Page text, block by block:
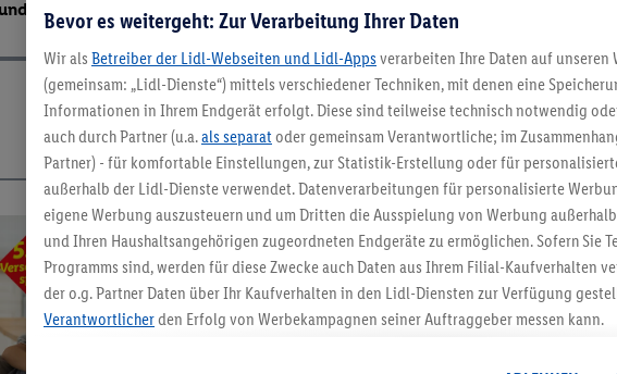
weitere Hinweise nach ElektroG und BattVO-BattDG
5.95 €
Jetzt zum
Bevor es weitergeht: Zur Verarbeitung Ihrer Daten
Wir als Betreiber der Lidl-Webseiten und Lidl-Apps verarbeiten Ihre Daten auf unseren
(gemeinsam: „Lidl-Dienste“) mittels verschiedener Techniken, mit denen eine
Informationen in Ihrem Endgerät erfolgt. Diese sind teilweise technisch notwendig
auch durch Partner (u.a.als separat oder gemeinsam Verantwortliche; im
Partner) - für komfortable Einstellungen, zur Statistik-Erstellung oder für
außerhalb der Lidl-Dienste verwendet. Datenverarbeitungen für personalisierte
eigene Werbung auszusteuern und um Dritten die Ausspielung von Werbung
und Ihren Haushaltsangehörigen zugeordneten Endgeräte zu ermöglichen. Sofern Sie
Programms sind, werden für diese Zwecke auch Daten aus Ihrem Filial-Kaufverhalten
der o.g. Partner Daten über Ihr Kaufverhalten in den Lidl-Diensten zur Verfügung
Verantwortlicherden Erfolg von Werbekampagnen seiner Auftraggeber messen kann.